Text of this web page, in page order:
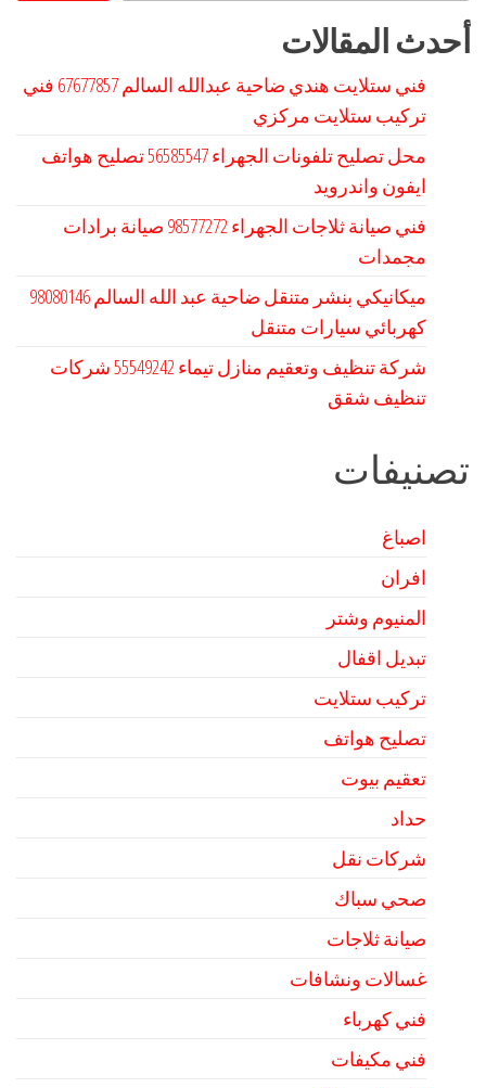
أحدث المقالات
فني ستلايت هندي ضاحية عبدالله السالم 67677857 فني
تركيب ستلايت مركزي
محل تصليح تلفونات الجهراء 56585547 تصليح هواتف
ايفون واندرويد
فني صيانة ثلاجات الجهراء 98577272 صيانة برادات
مجمدات
كهربائي سيارات متنقل
شركة تنظيف وتعقيم منازل تيماء 55549242 شركات
تنظيف شقق
تصنيفات
اصباغ
افران
المنيوم وشتر
تبديل اقفال
تركيب ستلايت
تصليح هواتف
تعقيم بيوت
حداد
شركات نقل
صحي سباك
صيانة ثلاجات
غسالات ونشافات
فني كهرباء
فني مكيفات